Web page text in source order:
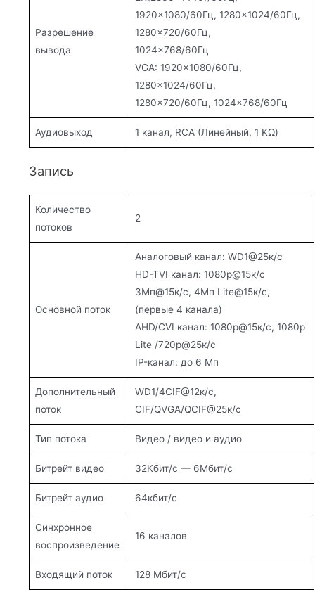
Разрешение
вывода
1920×1080/60Гц, 1280×1024/60Гц,
1280×720/60Гц,
1024×768/60Гц
VGA: 1920×1080/60Гц,
1280×1024/60Гц,
1280×720/60Гц, 1024×768/60Гц
Аудиовыход 1 канал, RCA (Линейный, 1 KΩ)
Запись
Количество
потоков
2
Основной поток
Аналоговый канал: WD1@25к/с
HD-TVI канал: 1080p@15к/с
3Мп@15к/с, 4Мп Lite@15к/с,
(первые 4 канала)
AHD/CVI канал: 1080p@15к/с, 1080p
Lite /720p@25к/с
IP-канал: до 6 Мп
Дополнительный
поток
WD1/4CIF@12к/с,
CIF/QVGA/QCIF@25к/с
Тип потока Видео / видео и аудио
Битрейт видео 32Кбит/с — 6Мбит/с
Битрейт аудио 64кбит/с
Синхронное
воспроизведение
16 каналов
Входящий поток 128 Мбит/с